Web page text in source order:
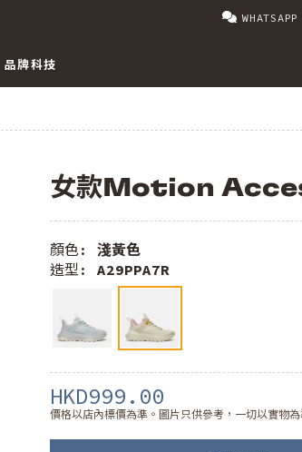
品牌科技
女款Motion
顏色: 淺黃色
造型: A29PPA7R
HKD999.00
價格以店內標價為準。圖片只供參考，一切以實物為